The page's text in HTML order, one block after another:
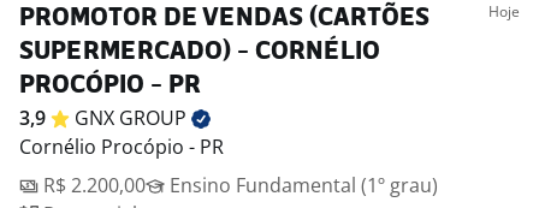
PROMOTOR DE VENDAS (CARTÕES
SUPERMERCADO) - CORNÉLIO
PROCÓPIO - PR
Hoje
3,9 GNX GROUP
Cornélio Procópio - PR
R$ 2.200,00
Ensino Fundamental (1º grau)